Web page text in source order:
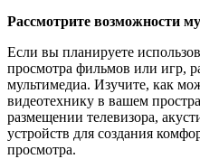
Рассмотрите возможности
Если вы планируете
просмотра фильмов или игр,
мультимедиа. Изучите, как
видеотехнику в вашем
размещении телевизора,
устройств для создания
просмотра.